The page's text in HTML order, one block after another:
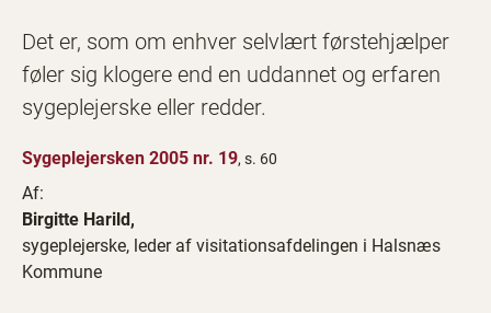
Det er, som om enhver selvlært førstehjælper
føler sig klogere end en uddannet og erfaren
sygeplejerske eller redder.
Sygeplejersken 2005 nr. 19, s. 60
Af:
Birgitte Harild,
­sygeplejerske, leder af visitationsafdelingen i Halsnæs
Kommune